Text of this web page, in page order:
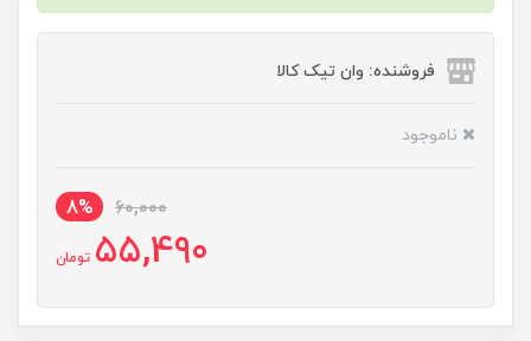
فروشنده: وان تیک کالا
ناموجود
60,000
8%
55,490 تومان